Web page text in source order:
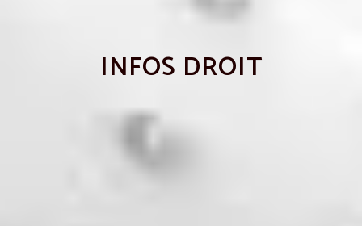
INFOS DROIT